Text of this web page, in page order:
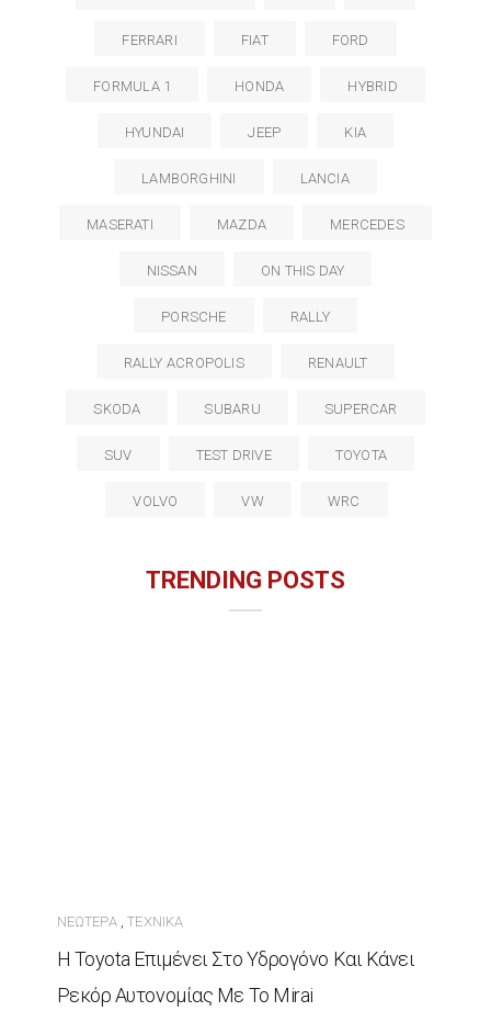
FERRARI FIAT FORD
FORMULA 1 HONDA HYBRID
HYUNDAI JEEP KIA
LAMBORGHINI LANCIA
MASERATI MAZDA MERCEDES
NISSAN ON THIS DAY
PORSCHE RALLY
RALLY ACROPOLIS RENAULT
SKODA SUBARU SUPERCAR
SUV TEST DRIVE TOYOTA
VOLVO VW WRC
TRENDING POSTS
ΝΕΏΤΕΡΑ,ΤΕΧΝΙΚΆ
Η Toyota Επιμένει Στο Υδρογόνο Και Κάνει
Ρεκόρ Αυτονομίας Με Το Mirai